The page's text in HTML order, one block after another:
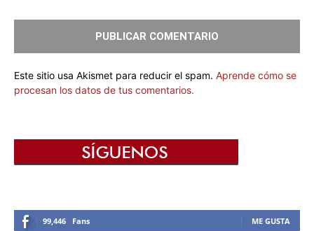
Este sitio usa Akismet para reducir el spam. Aprende cómo se
procesan los datos de tus comentarios.
99,446 Fans ME GUSTA